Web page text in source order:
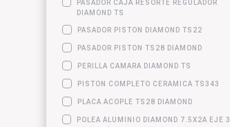
PASADOR CAJA RESORTE REGULADOR
DIAMOND TS
PASADOR PISTON DIAMOND TS22
PASADOR PISTON TS28 DIAMOND
PERILLA CAMARA DIAMOND TS
PISTON COMPLETO CERAMICA TS343
PLACA ACOPLE TS28 DIAMOND
POLEA ALUMINIO DIAMOND 7.5X2A EJE 3